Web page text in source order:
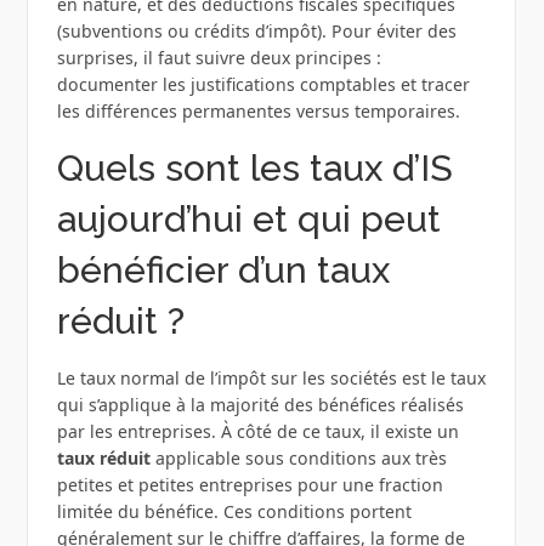
(subventions ou crédits d’impôt). Pour éviter des
surprises, il faut suivre deux principes :
documenter les justifications comptables et tracer
les différences permanentes versus temporaires.
Quels sont les taux d’IS
aujourd’hui et qui peut
bénéficier d’un taux
réduit ?
Le taux normal de l’impôt sur les sociétés est le taux
qui s’applique à la majorité des bénéfices réalisés
par les entreprises. À côté de ce taux, il existe un
taux réduitapplicable sous conditions aux très
petites et petites entreprises pour une fraction
limitée du bénéfice. Ces conditions portent
généralement sur le chiffre d’affaires, la forme de